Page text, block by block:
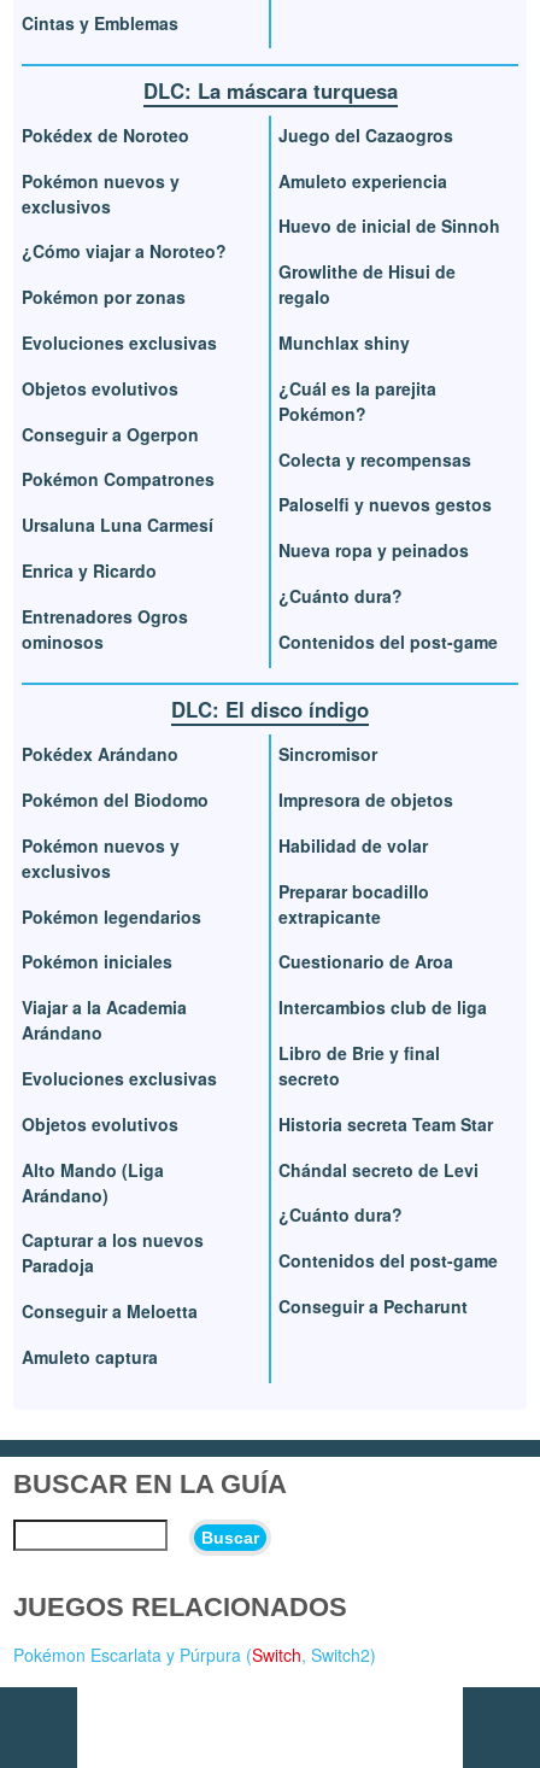
Cintas y Emblemas
DLC: La máscara turquesa
Pokédex de Noroteo
Pokémon nuevos y
exclusivos
¿Cómo viajar a Noroteo?
Pokémon por zonas
Evoluciones exclusivas
Objetos evolutivos
Conseguir a Ogerpon
Pokémon Compatrones
Ursaluna Luna Carmesí
Enrica y Ricardo
Entrenadores Ogros
ominosos
Juego del Cazaogros
Amuleto experiencia
Huevo de inicial de Sinnoh
Growlithe de Hisui de
regalo
Munchlax shiny
¿Cuál es la parejita
Pokémon?
Colecta y recompensas
Paloselfi y nuevos gestos
Nueva ropa y peinados
¿Cuánto dura?
Contenidos del post-game
DLC: El disco índigo
Pokédex Arándano
Pokémon del Biodomo
Pokémon nuevos y
exclusivos
Pokémon legendarios
Pokémon iniciales
Viajar a la Academia
Arándano
Evoluciones exclusivas
Objetos evolutivos
Alto Mando (Liga
Arándano)
Capturar a los nuevos
Paradoja
Conseguir a Meloetta
Amuleto captura
Sincromisor
Impresora de objetos
Habilidad de volar
Preparar bocadillo
extrapicante
Cuestionario de Aroa
Intercambios club de liga
Libro de Brie y final
secreto
Historia secreta Team Star
Chándal secreto de Levi
¿Cuánto dura?
Contenidos del post-game
Conseguir a Pecharunt
BUSCAR EN LA GUÍA
Buscar
JUEGOS RELACIONADOS
Pokémon Escarlata y Púrpura (Switch,Switch2)